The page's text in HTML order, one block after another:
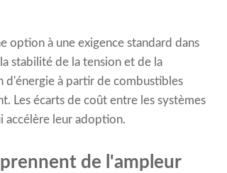
option à une exigence standard dans
stabilité de la tension et de la
d'énergie à partir de combustibles
Les écarts de coût entre les systèmes
accélère leur adoption.
de l'ampleur